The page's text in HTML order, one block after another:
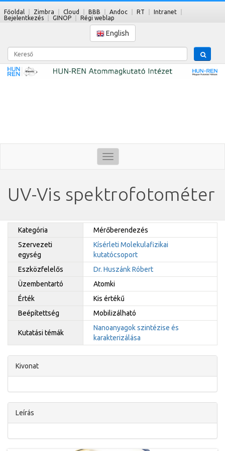
Főoldal Zimbra Cloud BBB Andoc RT
Intranet
Bejelentkezés
GINOP Régi weblap
English
Kereső
Toggle
navigation
UV-Vis spektrofotométer
Kategória
Mérőberendezés
Szervezeti
egység
Kísérleti Molekulafizikai
kutatócsoport
Eszközfelelős
Dr. Huszánk Róbert
Üzembentartó
Atomki
Érték
Kis értékű
Beépítettség
Mobilizálható
Kutatási témák
Nanoanyagok szintézise és
karakterizálása
Kivonat
Leírás